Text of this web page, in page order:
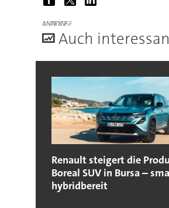
ANZEIGE
Auch
Renault steigert die
Boreal SUV in Bursa –
hybridbereit